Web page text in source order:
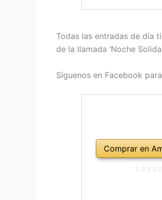
Todas las entradas de día
de la llamada ‘Noche
Síguenos en Facebook
Comprar en